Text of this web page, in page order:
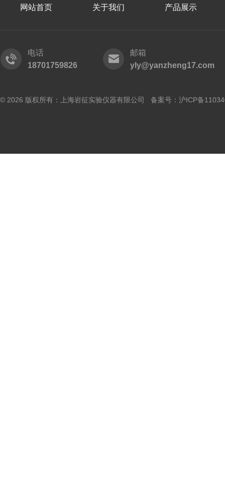
网站首页 关于我们 产品展示
电话
18701759826
邮箱
yly@yanzheng17.com
© 2026 版权所有：上海岩征实验仪器有限公司 备案号： 沪ICP备